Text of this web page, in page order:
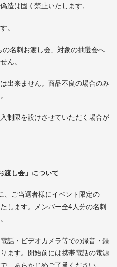
造は固く禁止いたします。
。
名刺お渡し会」対象の抽選会へ
ん。
出来ません。商品不良の場合のみ
制限を設けさせていただく場合が
渡し会 」について
、ご当選者様にイベント限定の
します。メンバー全4人分の名刺
話・ビデオカメラ等での録音・録
ます。開始前には携帯電話の電源
、あらかじめご了承ください。